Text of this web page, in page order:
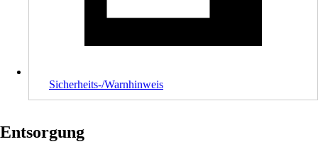
Sicherheits-/Warnhinweis
Entsorgung